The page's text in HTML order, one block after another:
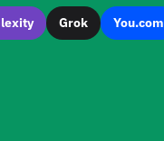
Grok You.com